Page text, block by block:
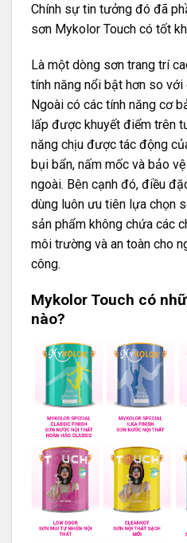
Chính sự tin tưởng đó đã
sơn Mykolor Touch có tốt
Là một dòng sơn trang trí
tính năng nổi bật hơn so với
Ngoài có các tính năng cơ
lấp được khuyết điểm trên
năng chịu được tác động
bụi bẩn, nấm mốc và bảo
ngoài. Bên cạnh đó, điều
dùng luôn ưu tiên lựa chọn
sản phẩm không chứa các
môi trường và an toàn cho
công.
Mykolor Touch có
nào?